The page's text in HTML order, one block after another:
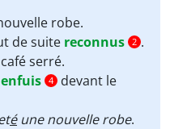
robe.
de suite reconnus 2 .
serré.
enfuis 4
devant le
éune nouvelle robe.